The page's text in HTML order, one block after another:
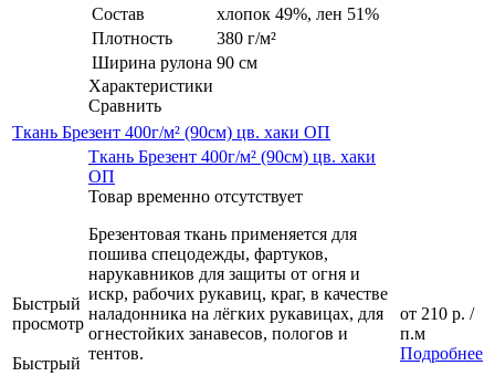
Состав
хлопок 49%, лен 51%
Плотность
380 г/м²
Ширина рулона 90 см
Характеристики
Сравнить
Ткань Брезент 400г/м² (90см) цв. хаки ОП
Быстрый
просмотр
Быстрый
Ткань Брезент 400г/м² (90см) цв. хаки
ОП
Товар временно отсутствует
Брезентовая ткань применяется для
пошива спецодежды, фартуков,
нарукавников для защиты от огня и
искр, рабочих рукавиц, краг, в качестве
наладонника на лёгких рукавицах, для
огнестойких занавесов, пологов и
тентов.
от 210 р. /
п.м
Подробнее